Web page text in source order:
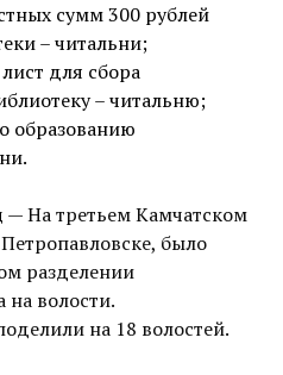
сумм 300 рублей
– читальни;
для сбора
– читальню;
образованию
— На третьем Камчатском
было
разделении
на волости.
на 18 волостей.